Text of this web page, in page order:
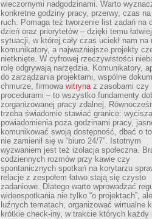
wieczornymi nadgodzinami. Warto
konkretne godziny pracy, przerwy, czas na
ruch. Pomaga też tworzenie list zadań na
dzień oraz priorytetów – dzięki temu
sytuacji, w której cały czas uciekł nam na
komunikatory, a najważniejsze projekty
nietknięte. W cyfrowej rzeczywistości
rolę odgrywają narzędzia. Komunikatory,
do zarządzania projektami, wspólne
chmurze, firmowa witrynaz zasobami czy
procedurami – to wszystko fundamenty
zorganizowanej pracy zdalnej.
trzeba świadomie stawiać granice:
powiadomienia poza godzinami pracy,
komunikować swoją dostępność, dbać o
nie zamienił się w “biuro 24/7”. Istotnym
wyzwaniem jest też izolacja społeczna.
codziennych rozmów przy kawie czy
spontanicznych spotkań na korytarzu
relacje z zespołem łatwo stają się czysto
zadaniowe. Dlatego warto wprowadzać
wideospotkania nie tylko “o projektach”,
luźnych tematach, organizować wirtualne
krótkie check-iny, w trakcie których każdy